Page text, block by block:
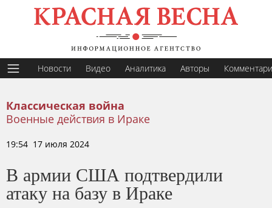
Новости Видео Аналитика Авторы
Классическая война
Военные действия в Ираке
19:54 17 июля 2024
В армии США подтвердили
атаку на базу в Ираке